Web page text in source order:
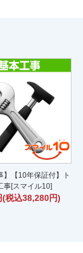
】【10年保証付】ト
事[スマイル10]
税込38,280円)